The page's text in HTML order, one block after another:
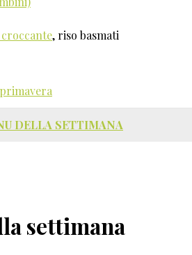
, riso basmati
DELLA SETTIMANA
settimana